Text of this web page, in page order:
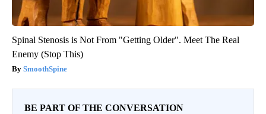
Spinal Stenosis is Not From "Getting Older". Meet The Real
Enemy (Stop This)
SmoothSpine
BE PART OF THE CONVERSATION